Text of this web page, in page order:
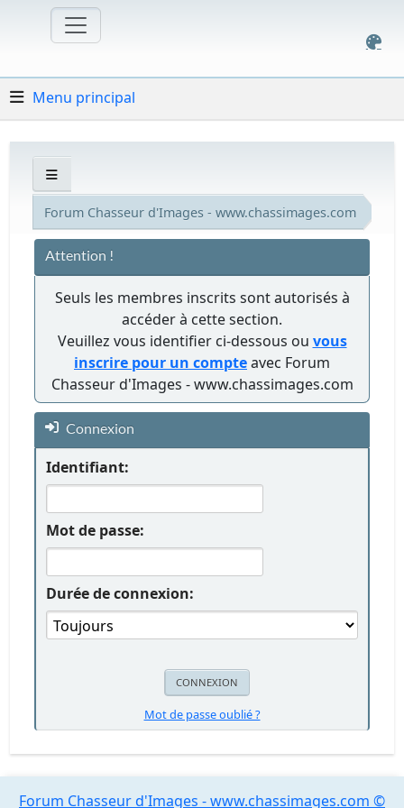
Menu principal
Forum Chasseur d'Images - www.chassimages.com
Attention !
Seuls les membres inscrits sont autorisés à
accéder à cette section.
Veuillez vous identifier ci-dessous ou vous
inscrire pour un compteavec Forum
Chasseur d'Images - www.chassimages.com
Connexion
Identifiant:
Mot de passe:
Durée de connexion:
Mot de passe oublié ?
Forum Chasseur d'Images - www.chassimages.com ©